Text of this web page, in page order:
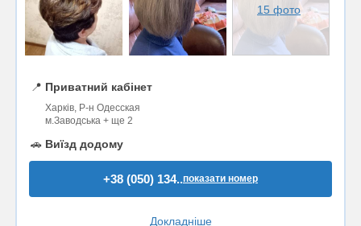
15 фото
📍 Приватний кабінет
Харків, Р-н Одесская
м.Заводська + ще 2
🚗 Виїзд додому
+38 (050) 134..показати номер
Докладніше